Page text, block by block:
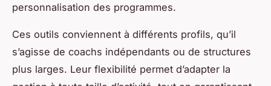
personnalisation des programmes.
Ces outils conviennent à différents profils, qu’il
s’agisse de coachs indépendants ou de structures
plus larges. Leur flexibilité permet d’adapter la